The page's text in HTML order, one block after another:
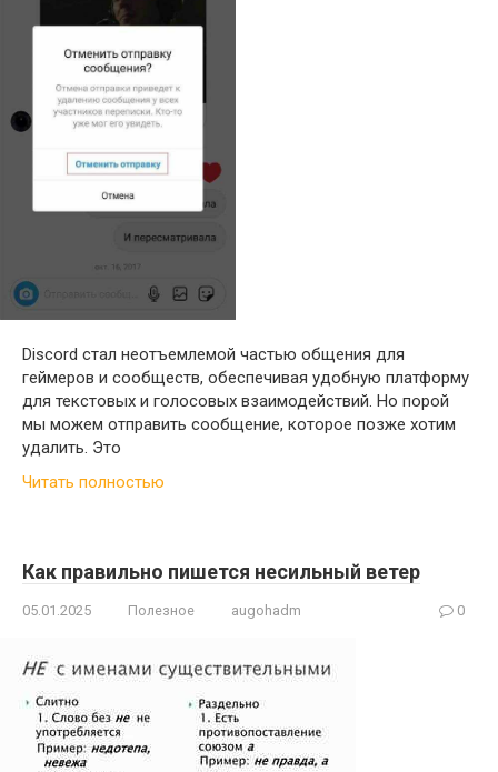
Discord стал неотъемлемой частью общения для
геймеров и сообществ, обеспечивая удобную платформу
для текстовых и голосовых взаимодействий. Но порой
мы можем отправить сообщение, которое позже хотим
удалить. Это
Читать полностью
Как правильно пишется несильный ветер
05.01.2025 Полезное augohadm 0